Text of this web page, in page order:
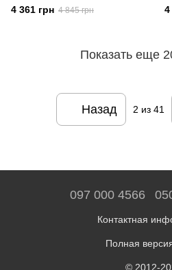
4 361 грн 4 845 грн 4
Показать еще
Назад 2 из 41
097 000 4566
Контактная
Полная
© 2012-